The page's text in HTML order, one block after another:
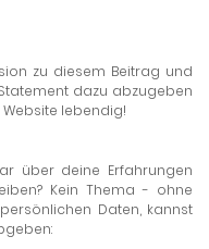
zu diesem Beitrag und
dazu abzugeben
lebendig!
über deine Erfahrungen
Kein Thema - ohne
Daten, kannst